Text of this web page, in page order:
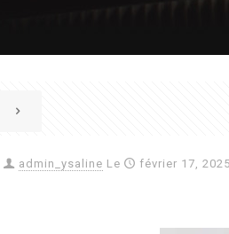
admin_ysaline Le février 17,